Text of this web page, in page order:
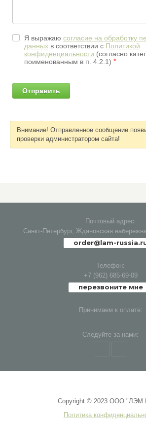
Я выражаю согласие на обработку
данныхв соответствии с Политикой
конфиденциальности (согласно
поименованным в п. 4.2.1) *
Внимание! Отправленное сообщение
проверки администратором сайта!
Почтовый адрес:
Санкт-Петербург, Ждановская
order@lam-
Телефон:
+7 (962) 685-69-09
перезвоните мне
Принимаем к оплате:
Следуйте за нами:
Copyright © 2023 ООО "ЛЭМ
Политика